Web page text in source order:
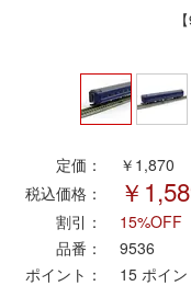
タカラトミー（プラ
ポポンデッタ
さんけい
トラムウェイ
定価：
￥1,870
税込価格：
￥
割引：
15%OFF
品番：
9536
ポイント：
15 ポイ